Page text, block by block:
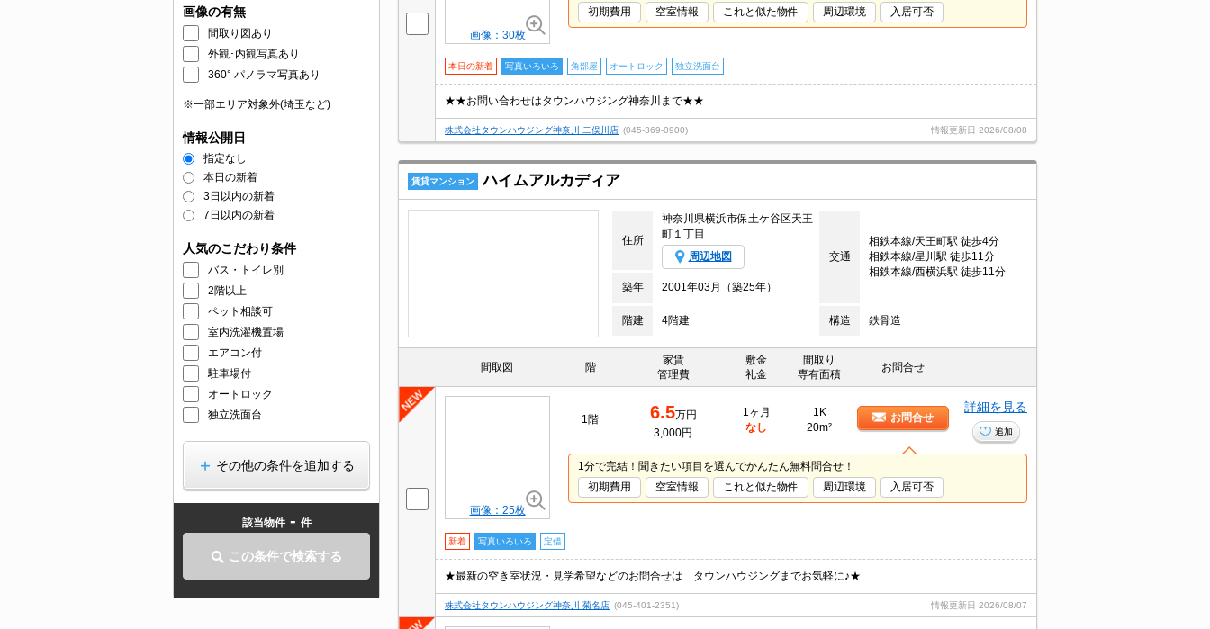
画像の有無
間取り図あり
外観･内観写真あり
360° パノラマ写真あり
※一部エリア対象外(埼玉など)
情報公開日
指定なし
本日の新着
3日以内の新着
7日以内の新着
人気のこだわり条件
バス・トイレ別
2階以上
ペット相談可
室内洗濯機置場
エアコン付
駐車場付
オートロック
独立洗面台
その他の条件を追加する
該当物件 - 件
この条件で検索する
画像：30枚
初期費用
空室情報 これと似た物件 周辺環境 入居可否
本日の新着 写真いろいろ 角部屋 オートロック 独立洗面台
★★お問い合わせはタウンハウジング神奈川まで★★
株式会社タウンハウジング神奈川 二俣川店 (045-369-0900) 情報更新日 2026/08/08
賃貸マンション ハイムアルカディア
住所
神奈川県横浜市保土ケ谷区天王
町１丁目
周辺地図 交通
相鉄本線/天王町駅 徒歩4分
相鉄本線/星川駅 徒歩11分
相鉄本線/西横浜駅 徒歩11分
築年
2001年03月（築25年）
階建 4階建 構造 鉄骨造
間取図 階
家賃
管理費
敷金
礼金
間取り
専有面積
お問合せ
画像：25枚
1階 6.5万円
3,000円
1ヶ月
なし
1K
20m²
お問合せ
詳細を見る
追加
1分で完結！聞きたい項目を選んでかんたん無料問合せ！
初期費用
空室情報 これと似た物件 周辺環境 入居可否
新着 写真いろいろ 定借
★最新の空き室状況・見学希望などのお問合せは タウンハウジングまでお気軽に♪★
株式会社タウンハウジング神奈川 菊名店 (045-401-2351) 情報更新日 2026/08/07